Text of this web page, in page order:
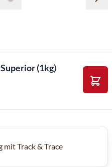
(1kg)
In
mit Track & Trace